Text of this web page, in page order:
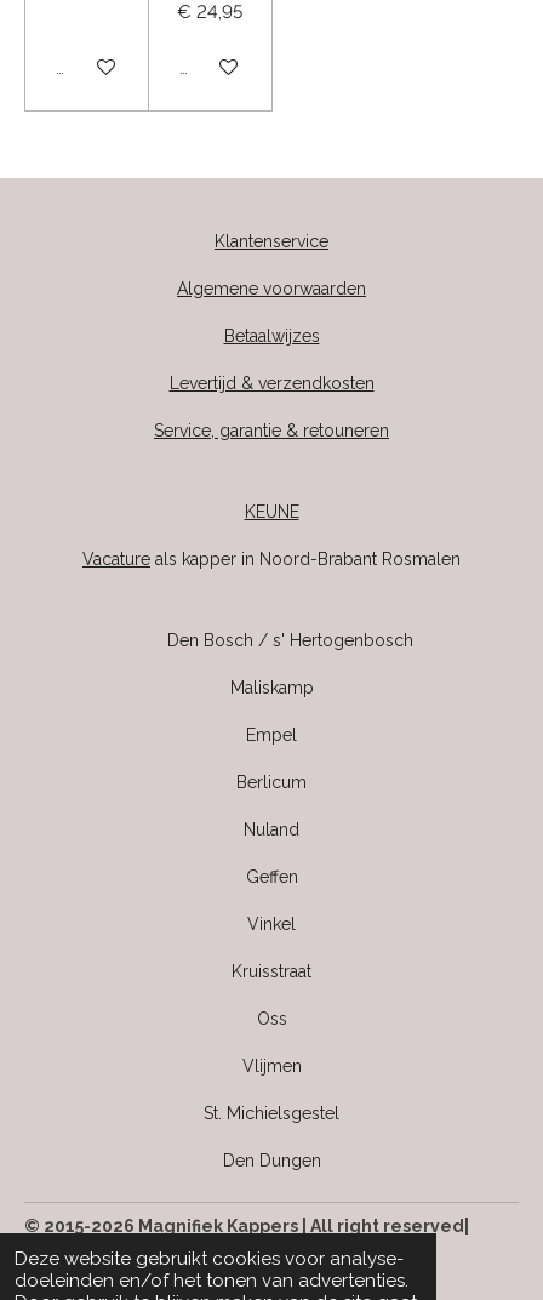
Deze website gebruikt cookies voor analyse-
doeleinden en/of het tonen van advertenties.
Uitverkocht
€ 24,95
Uitverkocht
Klantenservice
Algemene voorwaarden
Betaalwijzes
Levertijd & verzendkosten
Service, garantie & retouneren
KEUNE
Vacature als kapper in Noord-Brabant Rosmalen
Den Bosch / s' Hertogenbosch
Maliskamp
Empel
Berlicum
Nuland
Geffen
Vinkel
Kruisstraat
Oss
Vlijmen
St. Michielsgestel
Den Dungen
© 2015-2026 Magnifiek Kappers | All right reserved|
Kvk: 63499142